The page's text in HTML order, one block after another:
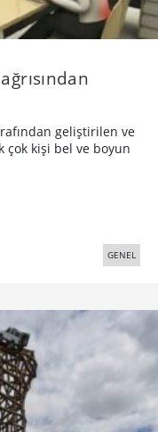
geliştirilen ve
çok kişi bel ve boyun
GENEL